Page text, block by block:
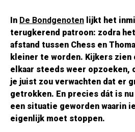
In De Bondgenoten lijkt het
terugkerend patroon: zodra
afstand tussen Chess en
kleiner te worden. Kijkers zien
elkaar steeds weer opzoeken,
je juist zou verwachten dat er
getrokken. En precies dát is
een situatie geworden waarin
eigenlijk moet stoppen.